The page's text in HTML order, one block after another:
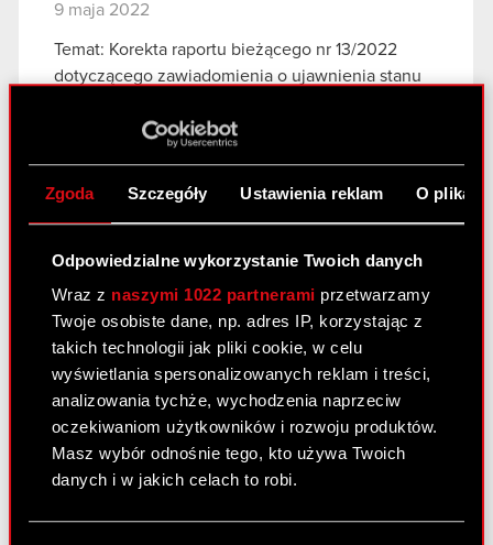
Zgoda Szczegóły Ustawienia reklam O
Odpowiedzialne wykorzystanie Twoich danych
Wraz z naszymi 1022 partnerami przetwarzamy
Twoje osobiste dane, np. adres IP, korzystając z
takich technologii jak pliki cookie, w celu
wyświetlania spersonalizowanych reklam i treści,
analizowania tychże, wychodzenia naprzeciw
oczekiwaniom użytkowników i rozwoju produktów.
Masz wybór odnośnie tego, kto używa Twoich
danych i w jakich celach to robi.
9 maja 2022
Temat: Korekta raportu bieżącego nr 13/2022
dotyczącego zawiadomienia o ujawnienia stanu
o ofercie – nabycie lub zbycie znacznego pakietu
Raport bieżący nr 13/2022
5 maja 2022
Temat: Ujawnienie stanu posiadania Podstawa
prawna: Art. 70 pkt 1 Ustawy o ofercie – nabycie
lub zbycie znacznego pakietu akcji Zarząd spółki
CD PROJEKT S.A. z siedzibą w Warszawie